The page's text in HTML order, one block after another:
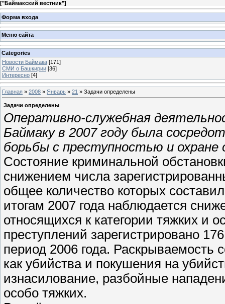
["Баймакский вестник"]
Форма входа
Меню сайта
Categories
Новости Баймака [171]
СМИ о Башкирии [36]
Интересно [4]
Главная » 2008 » Январь » 21 » Задачи определены
Задачи определены
Оперативно-служебная
Баймаку в 2007 году была
борьбы с преступностью и охране
Состояние криминальной
снижением числа
общее количество которых
итогам 2007 года наблюдается
относящихся к категории тяжких и
преступлений зарегистрировано
период 2006 года. Раскрываемость
как убийства и покушения на
изнасилование, разбойные
особо тяжких.